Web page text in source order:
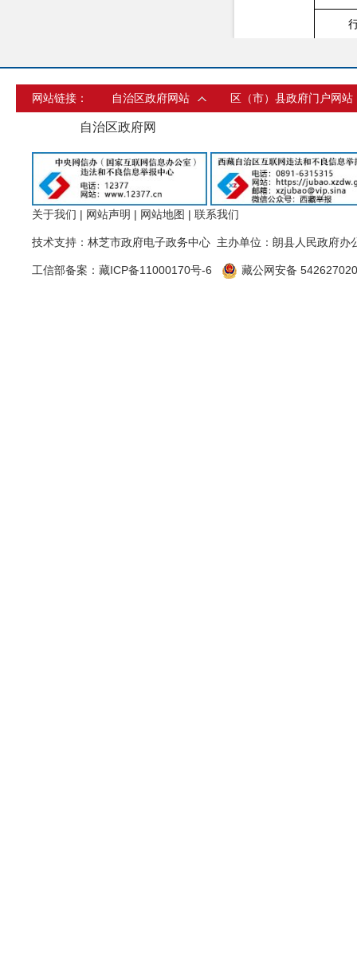
三、收
2024年
2024年
五、存
网站链接： 自治区政府网站 区（市）县政府门户网站
自治区政府网
关于我们 | 网站声明 | 网站地图 | 联系我们
技术支持：林芝市政府电子政务中心 主办单位：朗县人民政府办
工信部备案： 藏ICP备11000170号-6 藏公网安备